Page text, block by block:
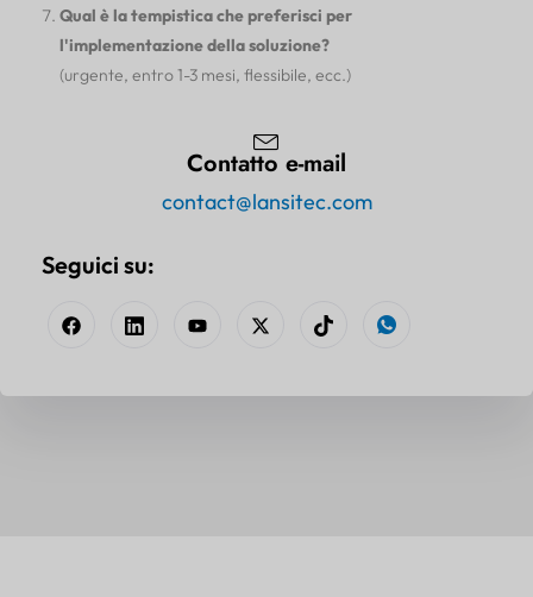
Qual è la tempistica che preferisci per
l'implementazione della soluzione?
(urgente, entro 1-3 mesi, flessibile, ecc.)
Contatto e-mail
contact@lansitec.com
Seguici su: